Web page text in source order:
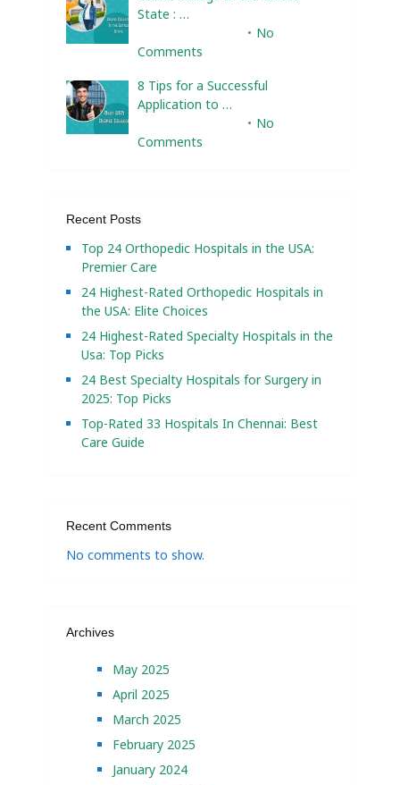
State : …
No
Comments
8 Tips for a Successful
Application to …
No
Comments
Recent Posts
Top 24 Orthopedic Hospitals in the USA:
Premier Care
24 Highest-Rated Orthopedic Hospitals in
the USA: Elite Choices
24 Highest-Rated Specialty Hospitals in the
Usa: Top Picks
24 Best Specialty Hospitals for Surgery in
2025: Top Picks
Top-Rated 33 Hospitals In Chennai: Best
Care Guide
Recent Comments
No comments to show.
Archives
May 2025
April 2025
March 2025
February 2025
January 2024